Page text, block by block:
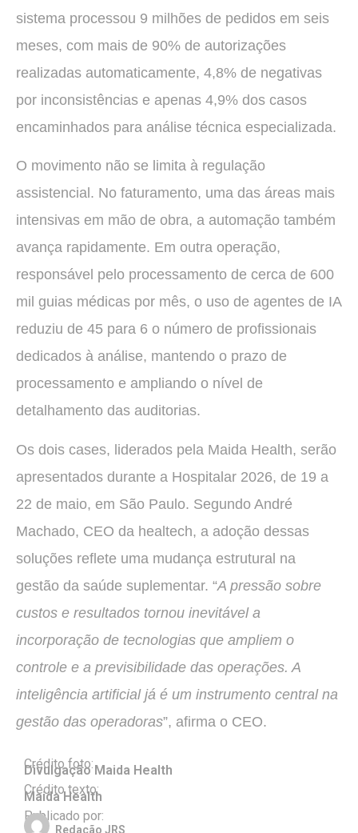
sistema processou 9 milhões de pedidos em seis
meses, com mais de 90% de autorizações
realizadas automaticamente, 4,8% de negativas
por inconsistências e apenas 4,9% dos casos
encaminhados para análise técnica especializada.
O movimento não se limita à regulação
assistencial. No faturamento, uma das áreas mais
intensivas em mão de obra, a automação também
avança rapidamente. Em outra operação,
responsável pelo processamento de cerca de 600
mil guias médicas por mês, o uso de agentes de IA
reduziu de 45 para 6 o número de profissionais
dedicados à análise, mantendo o prazo de
processamento e ampliando o nível de
detalhamento das auditorias.
Os dois cases, liderados pela Maida Health, serão
apresentados durante a Hospitalar 2026, de 19 a
22 de maio, em São Paulo. Segundo André
Machado, CEO da healtech, a adoção dessas
soluções reflete uma mudança estrutural na
gestão da saúde suplementar. “A pressão sobre
custos e resultados tornou inevitável a
incorporação de tecnologias que ampliem o
controle e a previsibilidade das operações. A
inteligência artificial já é um instrumento central na
gestão das operadoras”, afirma o CEO.
Crédito foto:
Divulgação Maida Health
Crédito texto:
Maida Health
Publicado por:
Redação JRS